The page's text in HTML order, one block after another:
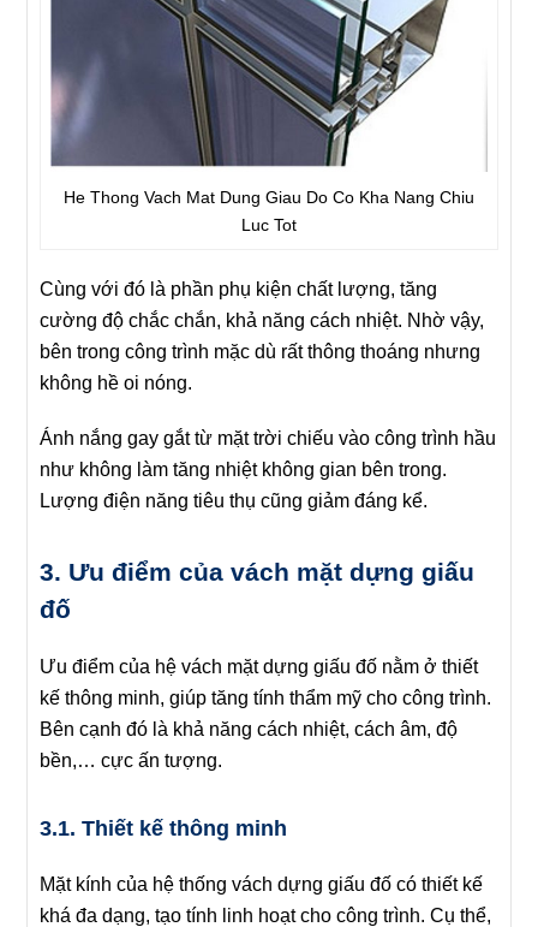
He Thong Vach Mat Dung Giau Do Co Kha Nang Chiu
Luc Tot
Cùng với đó là phần phụ kiện chất lượng, tăng
cường độ chắc chắn, khả năng cách nhiệt. Nhờ vậy,
bên trong công trình mặc dù rất thông thoáng nhưng
không hề oi nóng.
Ánh nắng gay gắt từ mặt trời chiếu vào công trình hầu
như không làm tăng nhiệt không gian bên trong.
Lượng điện năng tiêu thụ cũng giảm đáng kể.
3. Ưu điểm của vách mặt dựng giấu
đố
Ưu điểm của hệ vách mặt dựng giấu đố nằm ở thiết
kế thông minh, giúp tăng tính thẩm mỹ cho công trình.
Bên cạnh đó là khả năng cách nhiệt, cách âm, độ
bền,… cực ấn tượng.
3.1. Thiết kế thông minh
Mặt kính của hệ thống vách dựng giấu đố có thiết kế
khá đa dạng, tạo tính linh hoạt cho công trình. Cụ thể,